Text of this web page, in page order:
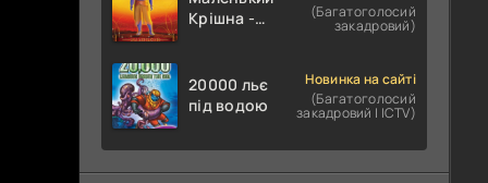
Крішна -
(Багатоголосий
закадровий)
20000 льє
під водою
Новинка на сайті
(Багатоголосий
закадровий | ICTV)